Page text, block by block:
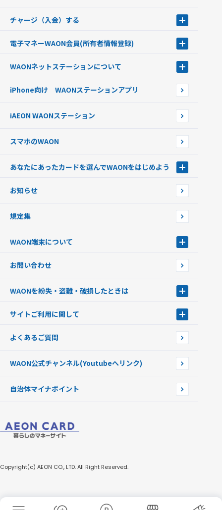
チャージ（入金）する
現金でチャージする
銀行口座・ATMからチャージする
オートチャージ
ポイントからチャージする
チャージ上限金額の変更について
電子マネーWAON会員(所有者情報登録)
WAON POINTサービス会員登録に伴う個人データの共同利用のお知
WAONネットステーションについて
WAONネットステーションWAON端末について
iPhone向け WAONステーションアプリ
iAEON WAONステーション
スマホのWAON
あなたにあったカードを選んでWAONをはじめよう
フードバンク応援WAON
ご当地WAON
G.G WAON
WAONカード・WAONカードプラス
モバイルWAON
提携WAONカード
お知らせ
規定集
WAON端末について
WAONネットステーション
新型WAONステーション
WAONチャージャーmini
お問い合わせ
WAONを紛失・盗難・破損したときは
WAONカードの拾得について
サイトご利用に関して
企業情報
よくあるご質問
WAON公式チャンネル(Youtubeへリンク)
自治体マイナポイント
Copyright(c) AEON CO., LTD. All Right Reserved.